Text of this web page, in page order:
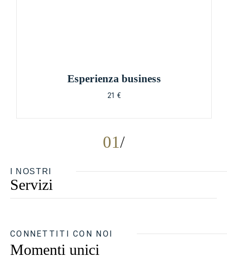
01
Esperienza business
21 €
I NOSTRI
Servizi
CONNETTITI CON NOI
Momenti unici